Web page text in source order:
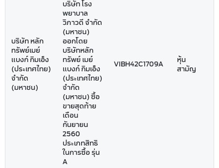
บริษัท หลัก
ทรัพย์เมย์
แบงก์ กิมเอ็ง
(ประเทศไทย)
จำกัด
(มหาชน)
บริษัท โรง
พยาบาล
วิภาวดี จำกัด
(มหาชน)
ออกโดย
บริษัทหลัก
ทรัพย์ เมย์
แบงก์ กิมเอ็ง
(ประเทศไทย)
จำกัด
(มหาชน) ซื้อ
ขายสุดท้าย
เดือน
กันยายน
2560
ประเภทสิทธิ
ในการซื้อ รุ่น
A
VIBH42C1709A
หุ้น
สามัญ